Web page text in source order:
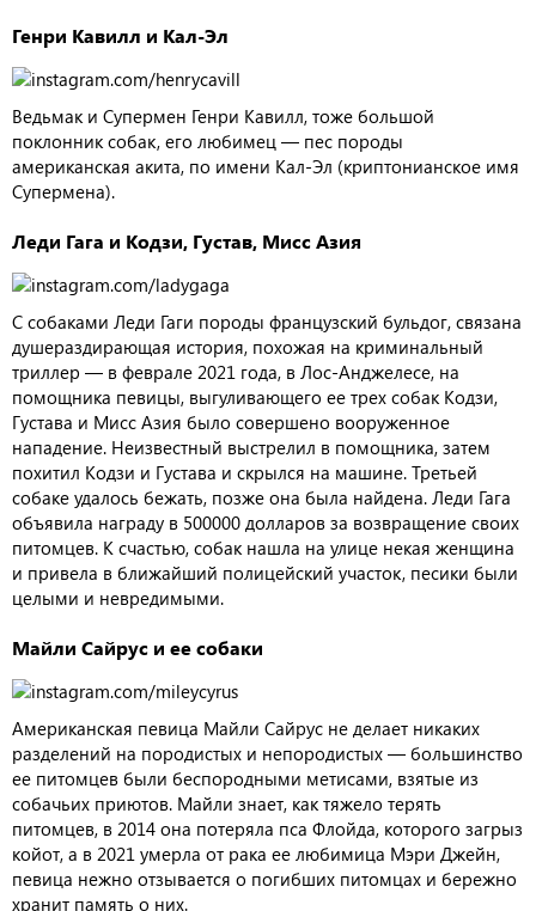
Генри Кавилл и Кал-Эл
Ведьмак и Супермен Генри Кавилл, тоже большой
поклонник собак, его любимец — пес породы
американская акита, по имени Кал-Эл (криптонианское имя
Супермена).
Леди Гага и Кодзи, Густав, Мисс Азия
С собаками Леди Гаги породы французский бульдог, связана
душераздирающая история, похожая на криминальный
триллер — в феврале 2021 года, в Лос-Анджелесе, на
помощника певицы, выгуливающего ее трех собак Кодзи,
Густава и Мисс Азия было совершено вооруженное
нападение. Неизвестный выстрелил в помощника, затем
похитил Кодзи и Густава и скрылся на машине. Третьей
собаке удалось бежать, позже она была найдена. Леди Гага
объявила награду в 500000 долларов за возвращение своих
питомцев. К счастью, собак нашла на улице некая женщина
и привела в ближайший полицейский участок, песики были
целыми и невредимыми.
Майли Сайрус и ее собаки
Американская певица Майли Сайрус не делает никаких
разделений на породистых и непородистых — большинство
ее питомцев были беспородными метисами, взятые из
собачьих приютов. Майли знает, как тяжело терять
питомцев, в 2014 она потеряла пса Флойда, которого загрыз
койот, а в 2021 умерла от рака ее любимица Мэри Джейн,
певица нежно отзывается о погибших питомцах и бережно
хранит память о них.